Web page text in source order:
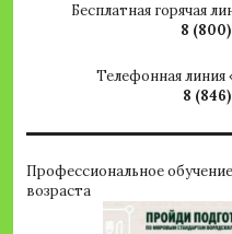
Бесплатная горячая
8
Телефонная линия
8
Профессиональное
возраста